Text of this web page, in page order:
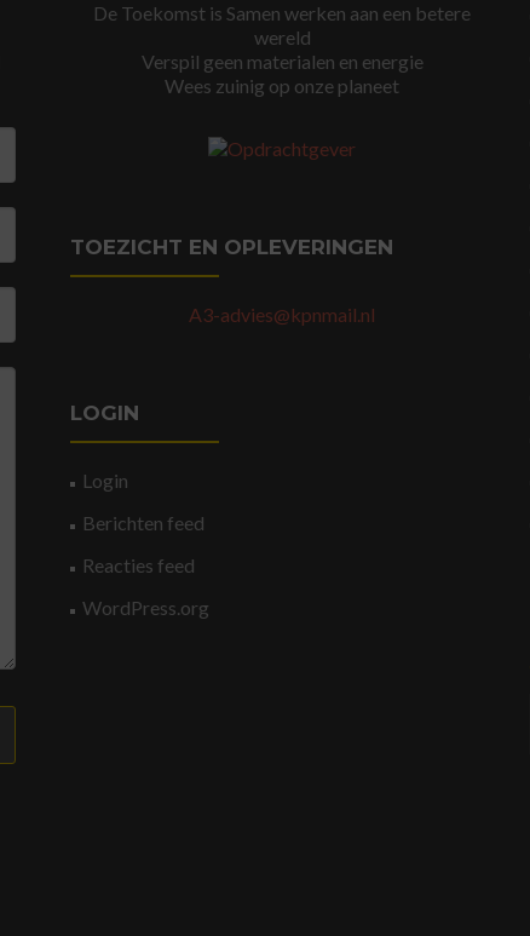
De Toekomst is Samen werken aan een betere
wereld
Verspil geen materialen en energie
Wees zuinig op onze planeet
TOEZICHT EN OPLEVERINGEN
A3-advies@kpnmail.nl
LOGIN
Login
Berichten feed
Reacties feed
WordPress.org